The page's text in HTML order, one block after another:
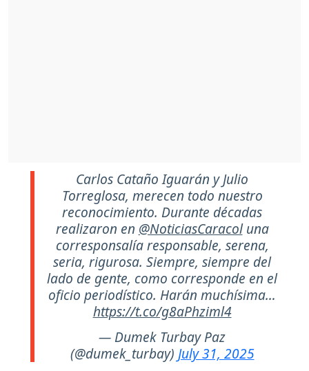
Carlos Cataño Iguarán y Julio
Torreglosa, merecen todo nuestro
reconocimiento. Durante décadas
realizaron en @NoticiasCaracoluna
corresponsalía responsable, serena,
seria, rigurosa. Siempre, siempre del
lado de gente, como corresponde en el
oficio periodístico. Harán muchísima…
https://t.co/g8aPhziml4
— Dumek Turbay Paz
(@dumek_turbay) July 31, 2025